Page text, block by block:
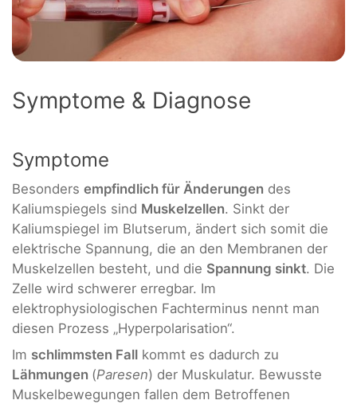
Symptome & Diagnose
Symptome
Besonders empfindlich für Änderungen des
Kaliumspiegels sind Muskelzellen. Sinkt der
Kaliumspiegel im Blutserum, ändert sich somit die
elektrische Spannung, die an den Membranen der
Muskelzellen besteht, und die Spannung sinkt. Die
Zelle wird schwerer erregbar. Im
elektrophysiologischen Fachterminus nennt man
diesen Prozess „Hyperpolarisation“.
Im schlimmsten Fall kommt es dadurch zu
Lähmungen (Paresen) der Muskulatur. Bewusste
Muskelbewegungen fallen dem Betroffenen